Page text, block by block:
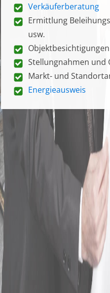
Verkäuferberatung
Ermittlung
usw.
Objektbesichtigungen
Stellungnahmen
Markt- und
Energieausweis